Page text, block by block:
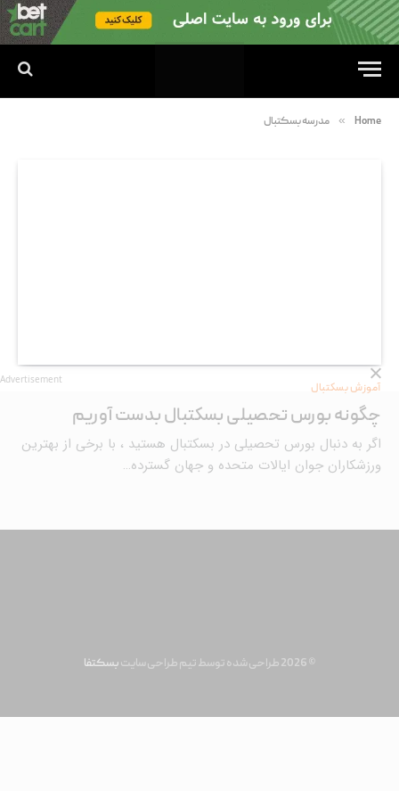
Home
» مدرسه بسکتبال
آموزش بسکتبال
چگونه بورس تحصیلی بسکتبال بدست آوریم
اگر به دنبال بورس تحصیلی در بسکتبال هستید ، با برخی از بهترین
ورزشکاران جوان ایالات متحده و جهان گسترده…
© 2026 طراحی شده توسط تیم طراحی سایت بسکتفا
Advertisement